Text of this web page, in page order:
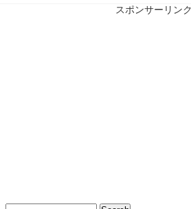
スポンサーリンク